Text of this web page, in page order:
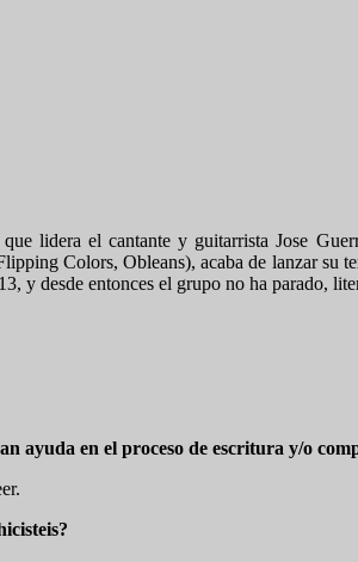
lidera el cantante y guitarrista Jose
Colors, Obleans), acaba de lanzar su
y desde entonces el grupo no ha parado,
ayuda en el proceso de escritura y/o